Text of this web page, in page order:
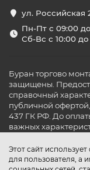
Этот сайт
для пользователя, а
ул. Российская
Пн-Пт с 09:00
Сб-Вс с 10:00 до
Буран торгово
защищены.
справочный
публичной
437 ГК РФ. До
важных